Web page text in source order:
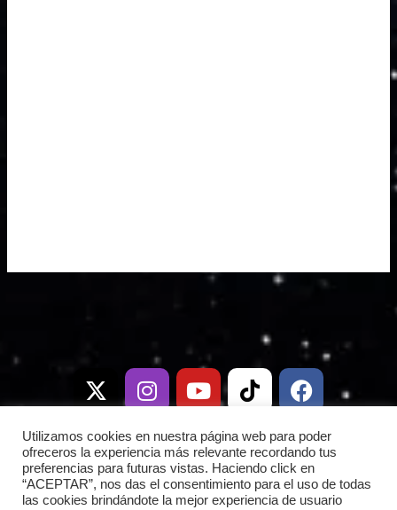
t
w
i
t
t
e
n
s
t
a
g
r
a
o
u
t
u
b
e
i
k
o
k
F
a
c
e
b
o
o
k
e
l
e
g
r
a
m
h
a
t
s
a
p
p
D
i
s
o
r
d
Utilizamos cookies en nuestra página web para poder
ofreceros la experiencia más relevante recordando tus
preferencias para futuras vistas. Haciendo click en
“ACEPTAR”, nos das el consentimiento para el uso de todas
las cookies brindándote la mejor experiencia de usuario